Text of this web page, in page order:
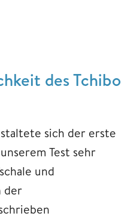
des Tchibo
sich der erste
Test sehr
und
der